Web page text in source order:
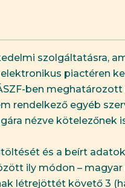
szolgáltatásra,
piactéren
ben
rendelkező egyéb
nézve kötelezőnek
és a beírt
ily módon – magyar
létrejöttét követő 3